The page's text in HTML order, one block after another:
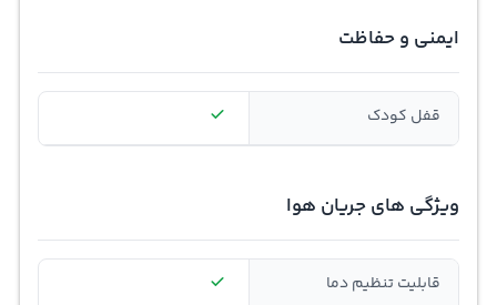
ایمنی و حفاظت
قفل کودک
ویژگی های جریان هوا
قابلیت تنظیم دما